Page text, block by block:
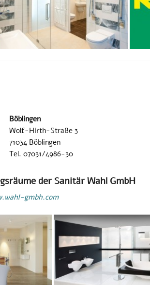
Böblingen
Wolf-Hirth-Straße 3
71034 Böblingen
Tel. 07031/4986-30
der Sanitär Wahl GmbH
gmbh.com